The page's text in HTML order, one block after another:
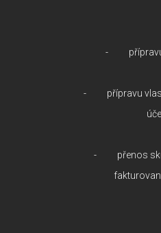
- přípravu
- přípravu
- přenos